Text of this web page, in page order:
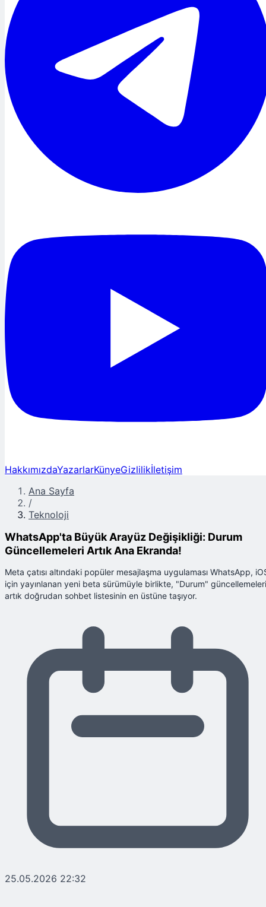
HakkımızdaYazarlarKünyeGizlilikİletişim
Ana Sayfa
/
Teknoloji
WhatsApp'ta Büyük Arayüz Değişikliği: Durum
Güncellemeleri Artık Ana Ekranda!
Meta çatısı altındaki popüler mesajlaşma uygulaması WhatsApp,
için yayınlanan yeni beta sürümüyle birlikte, "Durum" güncellemeleri
artık doğrudan sohbet listesinin en üstüne taşıyor.
25.05.2026 22:32